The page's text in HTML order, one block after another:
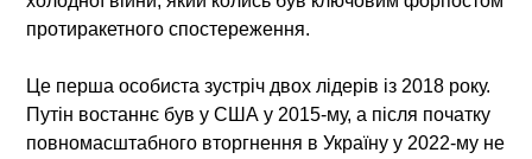
протиракетного спостереження.
Це перша особиста зустріч двох лідерів із 2018 року.
Путін востаннє був у США у 2015-му, а після початку
повномасштабного вторгнення в Україну у 2022-му не